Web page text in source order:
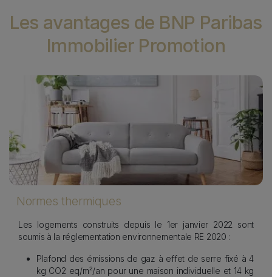
Les avantages de BNP Paribas
Immobilier Promotion
Image
Normes thermiques
Les logements construits depuis le 1er janvier 2022 sont
soumis à la réglementation environnementale RE 2020 :
Plafond des émissions de gaz à effet de serre fixé à 4
kg CO2 eq/m²/an pour une maison individuelle et 14 kg